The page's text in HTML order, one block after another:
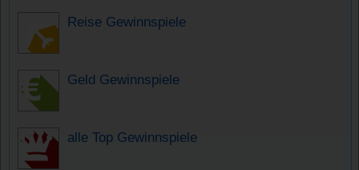
Reise Gewinnspiele
Geld Gewinnspiele
alle Top Gewinnspiele